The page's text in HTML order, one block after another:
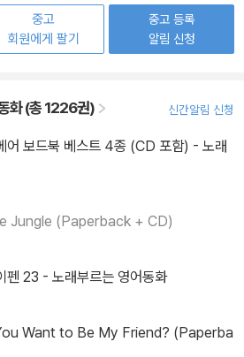
중고
회원에게 팔기
중고 등록
알림 신청
화 (총 1226권) 신간알림 신청
어 보드북 베스트 4종 (CD 포함) - 노래
Jungle (Paperback + CD)
펜 23 - 노래부르는 영어동화
Want to Be My Friend? (Paperba